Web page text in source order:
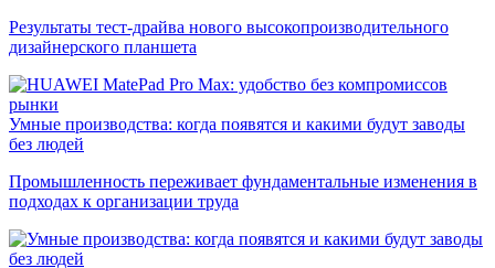
Результаты тест-драйва нового высокопроизводительного
дизайнерского планшета
рынки
Умные производства: когда появятся и какими будут заводы
без людей
Промышленность переживает фундаментальные изменения в
подходах к организации труда